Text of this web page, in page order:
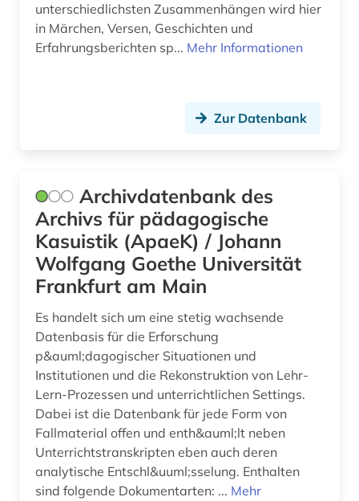
gymnasium (3)
gymnasium philanthopinum (1)
handicap (1)
hebräisch (1)
heilberuf (1)
heilerziehung (1)
heilpädagogik (1)
heim (1)
heimunterbringung (1)
heimunterricht (1)
hessen (3)
unterschiedlichsten Zusammenhängen wird hier
in Märchen, Versen, Geschichten und
Erfahrungsberichten sp... Mehr Informationen
Zur Datenbank
Archivdatenbank des
Archivs für pädagogische
Kasuistik (ApaeK) / Johann
Wolfgang Goethe Universität
Frankfurt am Main
Es handelt sich um eine stetig wachsende
Datenbasis für die Erforschung
p&auml;dagogischer Situationen und
Institutionen und die Rekonstruktion von Lehr-
Lern-Prozessen und unterrichtlichen Settings.
Dabei ist die Datenbank für jede Form von
Fallmaterial offen und enth&auml;lt neben
Unterrichtstranskripten eben auch deren
analytische Entschl&uuml;sselung. Enthalten
sind folgende Dokumentarten: ... Mehr